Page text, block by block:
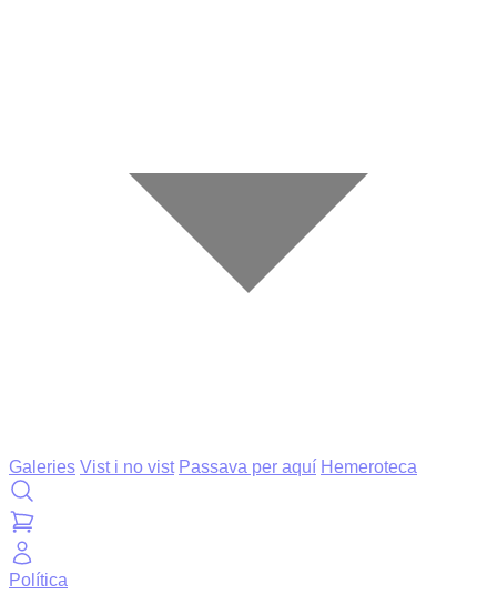
Galeries Vist i no vist Passava per aquí Hemeroteca
Política